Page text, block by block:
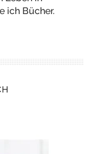
ich Bücher.